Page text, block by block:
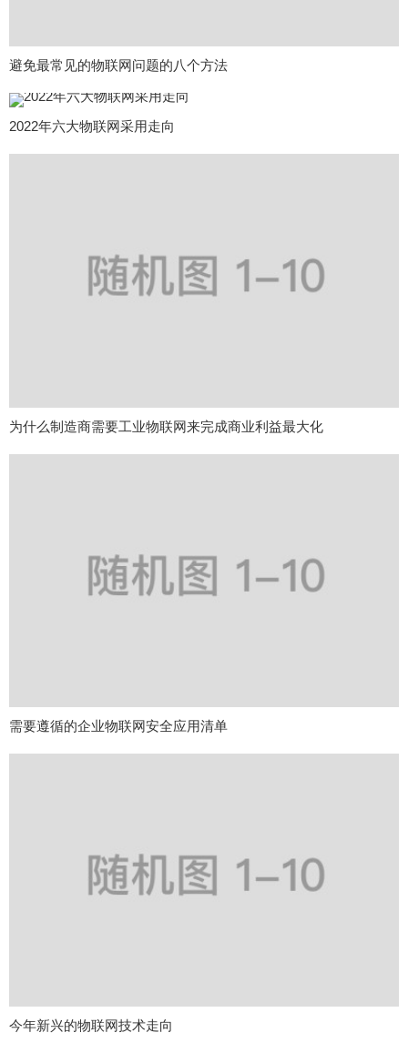
避免最常见的物联网问题的八个方法
2022年六大物联网采用走向
为什么制造商需要工业物联网来完成商业利益最大化
需要遵循的企业物联网安全应用清单
今年新兴的物联网技术走向